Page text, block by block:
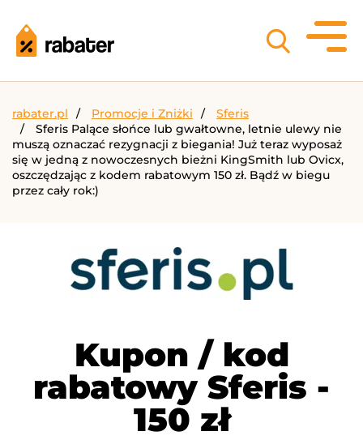
rabater.pl Promocje i Zniżki
Sferis
Sferis Palące słońce lub gwałtowne, letnie ulewy nie
muszą oznaczać rezygnacji z biegania! Już teraz wyposaż
się w jedną z nowoczesnych bieżni KingSmith lub Ovicx,
oszczędzając z kodem rabatowym 150 zł. Bądź w biegu
przez cały rok:)
Kupon / kod
rabatowy Sferis -
150 zł